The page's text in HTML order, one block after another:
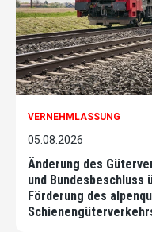
VERNEHMLASSUNG
05.08.2026
Änderung des
und Bundesbeschluss
Förderung des